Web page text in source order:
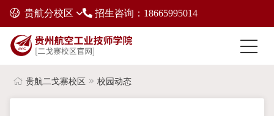
贵航分校区 招生咨询：18665995014
贵航二戈寨校区 校园动态